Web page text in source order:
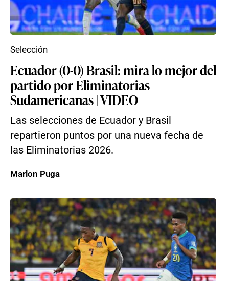
Ecuador (0-0) Brasil: mira lo mejor del
partido por Eliminatorias
Sudamericanas | VIDEO
Las selecciones de Ecuador y Brasil
repartieron puntos por una nueva fecha de
las Eliminatorias 2026.
Selección
Marlon Puga